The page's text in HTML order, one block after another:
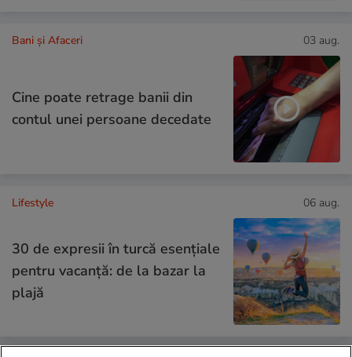
Bani și Afaceri 03 aug.
Cine poate retrage banii din
contul unei persoane decedate
Lifestyle 06 aug.
30 de expresii în turcă esențiale
pentru vacanță: de la bazar la
plajă